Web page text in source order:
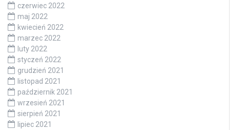
czerwiec 2022
maj 2022
kwiecień 2022
marzec 2022
luty 2022
styczeń 2022
grudzień 2021
listopad 2021
październik 2021
wrzesień 2021
sierpień 2021
lipiec 2021